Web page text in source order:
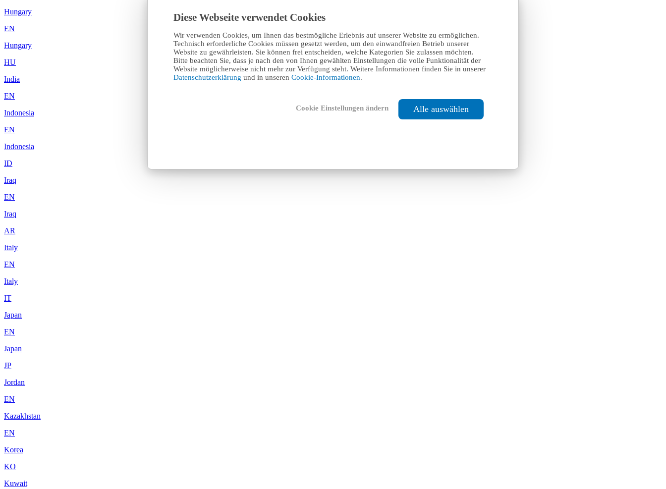
Diese Webseite verwendet Cookies
Wir verwenden Cookies, um Ihnen das bestmögliche Erlebnis auf unserer Website zu ermöglichen.
Technisch erforderliche Cookies müssen gesetzt werden, um den einwandfreien Betrieb unserer
Website zu gewährleisten. Sie können frei entscheiden, welche Kategorien Sie zulassen möchten.
Bitte beachten Sie, dass je nach den von Ihnen gewählten Einstellungen die volle Funktionalität der
Website möglicherweise nicht mehr zur Verfügung steht. Weitere Informationen finden Sie in unserer
Datenschutzerklärung und in unseren Cookie-Informationen.
Cookie Einstellungen ändern Alle auswählen
Hungary
EN
Hungary
HU
India
EN
Indonesia
EN
Indonesia
ID
Iraq
EN
Iraq
AR
Italy
EN
Italy
IT
Japan
EN
Japan
JP
Jordan
EN
Kazakhstan
EN
Korea
KO
Kuwait